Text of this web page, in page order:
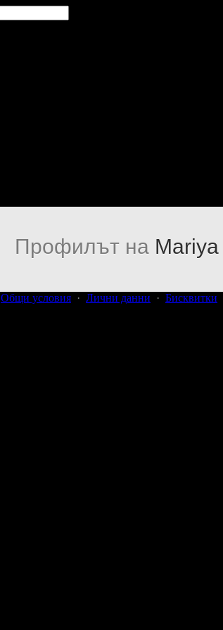
Профилът на Mariya
Общи условия · Лични данни · Бисквитки